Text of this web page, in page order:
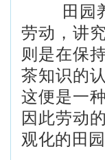
田园养
劳动，讲
则是在保
茶知识的
这便是一
因此劳动
观化的田